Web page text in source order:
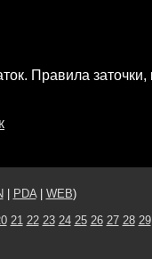
Правила заточки,
PDA| WEB)
21 22 23 24 25 26 27 28 29